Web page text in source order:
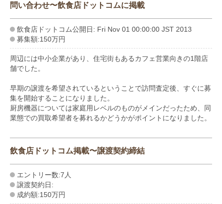
問い合わせ〜飲食店ドットコムに掲載
飲食店ドットコム公開日: Fri Nov 01 00:00:00 JST 2013
募集額:150万円
周辺には中小企業があり、住宅街もあるカフェ営業向きの1階店
舗でした。
早期の譲渡を希望されているということで訪問査定後、すぐに募
集を開始することになりました。
厨房機器については家庭用レベルのものがメインだったため、同
業態での買取希望者を募れるかどうかがポイントになりました。
飲食店ドットコム掲載〜譲渡契約締結
エントリー数:7人
譲渡契約日:
成約額:150万円